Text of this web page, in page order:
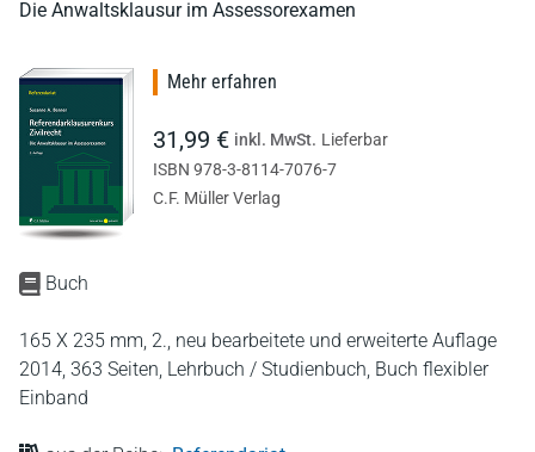
Die Anwaltsklausur im Assessorexamen
Buch
165 X 235 mm, 2., neu bearbeitete und erweiterte Auflage
2014, 363 Seiten, Lehrbuch / Studienbuch, Buch flexibler
Einband
Mehr erfahren
31,99 € inkl. MwSt. Lieferbar
ISBN 978-3-8114-7076-7
C.F. Müller Verlag